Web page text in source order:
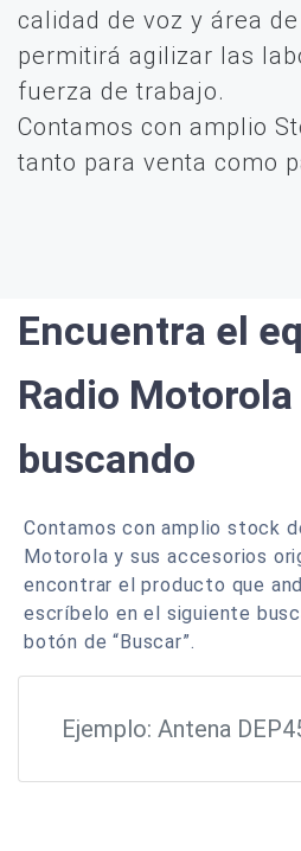
calidad de voz y área
permitirá agilizar las
fuerza de trabajo.
Contamos con amplio
tanto para venta como
Encuentra el
Radio
buscando
Contamos con amplio stock
Motorola y sus accesorios
encontrar el producto que
escríbelo en el siguiente
botón de “Buscar”.